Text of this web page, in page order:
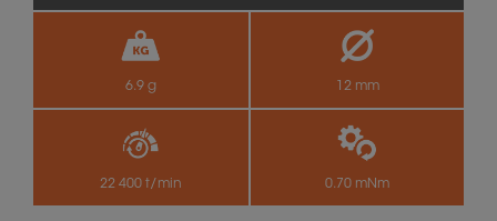
6.9 g 12 mm
22 400 t/min 0.70 mNm